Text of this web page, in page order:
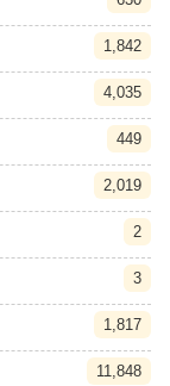
1,842
4,035
449
2,019
2
3
1,817
11,848